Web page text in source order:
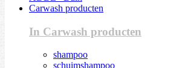
Carwash producten
In Carwash producten
shampoo
schuimshampoo